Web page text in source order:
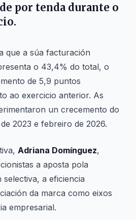
por tenda durante o
que a súa facturación
o 43,4% do total, o
de 5,9 puntos
ao exercicio anterior. As
un crecemento do
2023 e febreiro de 2026.
Adriana Domínguez,
a aposta pola
a eficiencia
da marca como eixos
empresarial.